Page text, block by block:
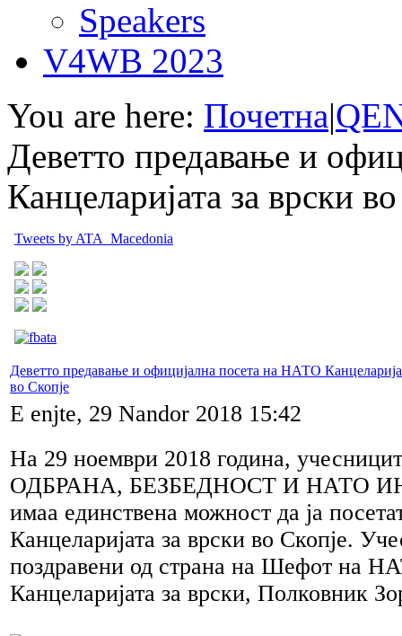
Speakers
V4WB 2023
You are here: Почетна|
Деветто предавање и
Канцеларијата за врски
Tweets by ATA_Macedonia
Деветто предавање и официјална посета на НАТО
во Скопје
E enjte, 29 Nandor 2018 15:42
На 29 ноември 2018 година,
ОДБРАНА, БЕЗБЕДНОСТ И НАТО
имаа единствена можност да ја
Канцеларијата за врски во Скопје.
поздравени од страна на Шефот на
Канцеларијата за врски, Полковник